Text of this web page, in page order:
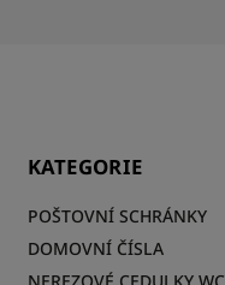
KATEGORIE
POŠTOVNÍ SCHRÁNKY
DOMOVNÍ ČÍSLA
NEREZOVÉ CEDULKY WC